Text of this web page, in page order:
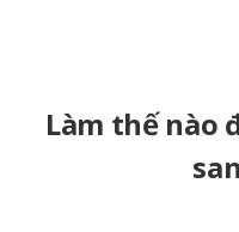
Làm thế nào